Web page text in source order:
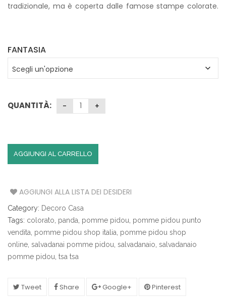
tradizionale, ma è coperta dalle famose stampe colorate.
FANTASIA
QUANTITÀ:
AGGIUNGI AL CARRELLO
AGGIUNGI ALLA LISTA DEI DESIDERI
Category: Decoro Casa
Tags: colorato panda pomme pidou pomme pidou punto
vendita pomme pidou shop italia pomme pidou shop
online salvadanai pomme pidou salvadanaio salvadanaio
pomme pidou tsa tsa
Tweet Share Google+ Pinterest